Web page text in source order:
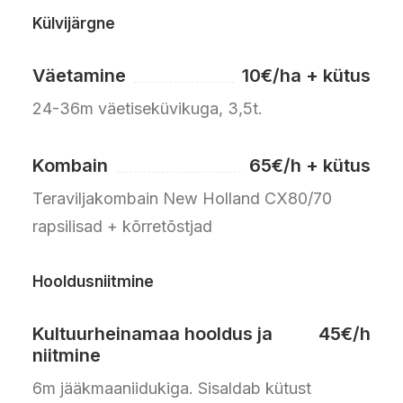
Külvijärgne
Väetamine 10€/ha + kütus
24-36m väetiseküvikuga, 3,5t.
Kombain 65€/h + kütus
Teraviljakombain New Holland CX80/70
rapsilisad + kõrretõstjad
Hooldusniitmine
Kultuurheinamaa hooldus ja
niitmine
45€/h
6m jääkmaaniidukiga. Sisaldab kütust